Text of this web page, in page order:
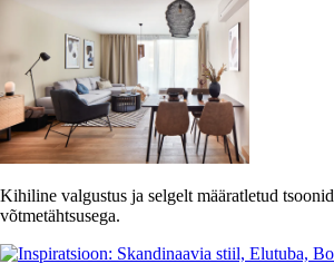
Kihiline valgustus ja selgelt määratletud
võtmetähtsusega.